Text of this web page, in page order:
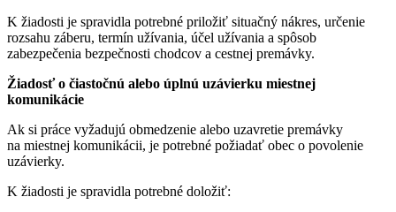
K žiadosti je spravidla potrebné priložiť situačný nákres, určenie
rozsahu záberu, termín užívania, účel užívania a spôsob
zabezpečenia bezpečnosti chodcov a cestnej premávky.
Žiadosť o čiastočnú alebo úplnú uzávierku miestnej
komunikácie
Ak si práce vyžadujú obmedzenie alebo uzavretie premávky
na miestnej komunikácii, je potrebné požiadať obec o povolenie
uzávierky.
K žiadosti je spravidla potrebné doložiť: